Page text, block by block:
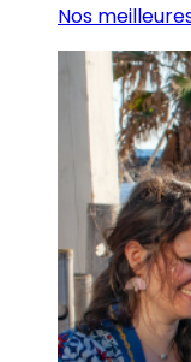
Nos